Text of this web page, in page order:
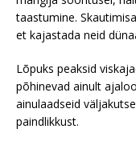
taastumine.
et kajastada neid
Lõpuks peaksid
põhinevad ainult
ainulaadseid
paindlikkust.